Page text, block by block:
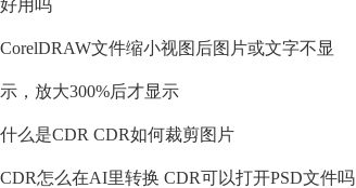
好用吗
CorelDRAW文件缩小视图后图片或文字不显
示，放大300%后才显示
什么是CDR CDR如何裁剪图片
CDR怎么在AI里转换 CDR可以打开PSD文件吗